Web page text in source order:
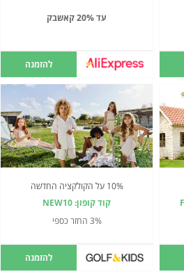
עד 20% קאשבק
להזמנה
10% על הקולקציה החדשה
קוד קופון: NEW10
3% החזר כספי
להזמנה